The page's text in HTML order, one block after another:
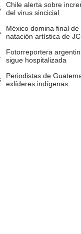
Chile alerta sobre
del virus sincicial
México domina final
natación artística de
Fotorreportera
sigue hospitalizada
Periodistas de
exlíderes indígenas